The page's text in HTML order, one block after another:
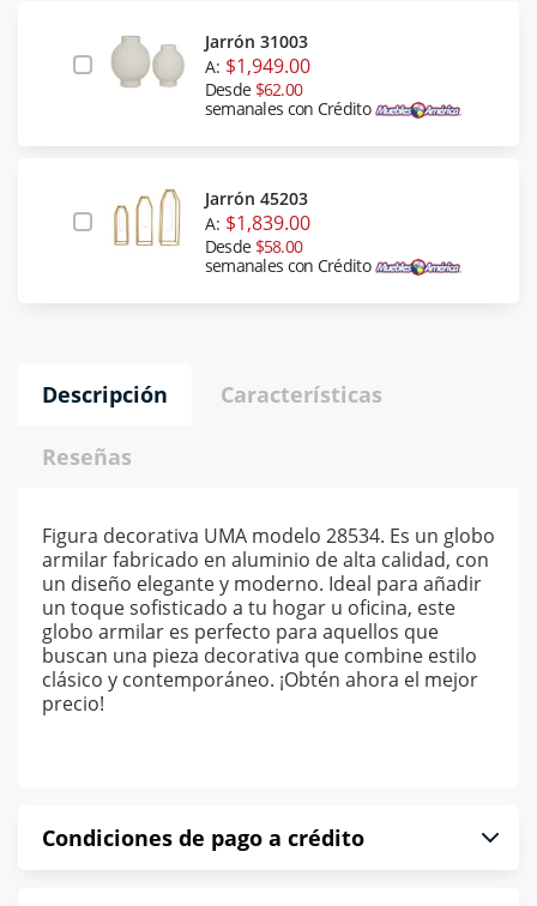
Jarrón 31003
A: $1,949.00
Desde $62.00
semanales con Crédito
Jarrón 45203
A: $1,839.00
Desde $58.00
semanales con Crédito
Descripción Características
Reseñas
Figura decorativa UMA modelo 28534. Es un globo
armilar fabricado en aluminio de alta calidad, con
un diseño elegante y moderno. Ideal para añadir
un toque sofisticado a tu hogar u oficina, este
globo armilar es perfecto para aquellos que
buscan una pieza decorativa que combine estilo
clásico y contemporáneo. ¡Obtén ahora el mejor
precio!
Condiciones de pago a crédito